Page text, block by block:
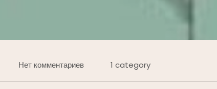
Нет комментариев 1 category